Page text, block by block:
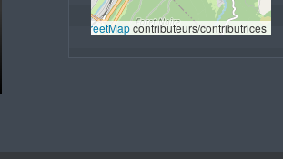
OpenStreetMap contributeurs/contributrices